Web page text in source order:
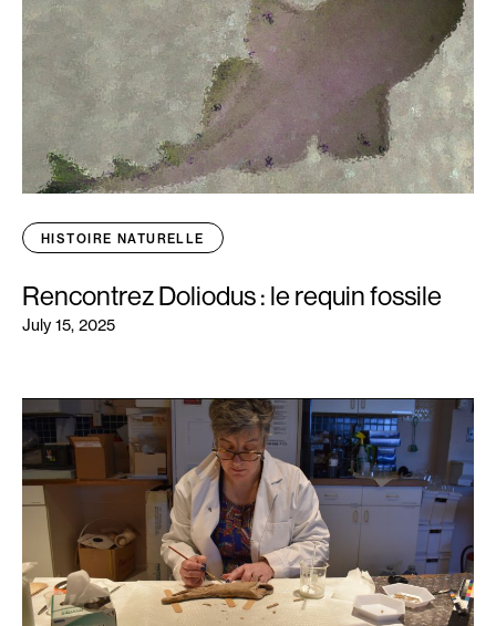
HISTOIRE NATURELLE
Rencontrez Doliodus : le requin fossile
July 15, 2025